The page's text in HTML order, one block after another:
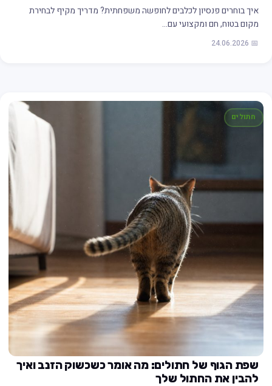
איך בוחרים פנסיון לכלבים לחופשה משפחתית? מדריך מקיף לבחירת
מקום בטוח, חם ומקצועי עם…
📅 24.06.2026
חתולים
שפת הגוף של חתולים: מה אומר כשכשוק הזנב ואיך
להבין את החתול שלך